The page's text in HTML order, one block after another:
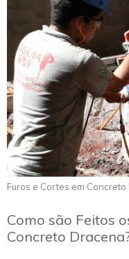
Furos e Cortes em
Como são Feitos
Concreto